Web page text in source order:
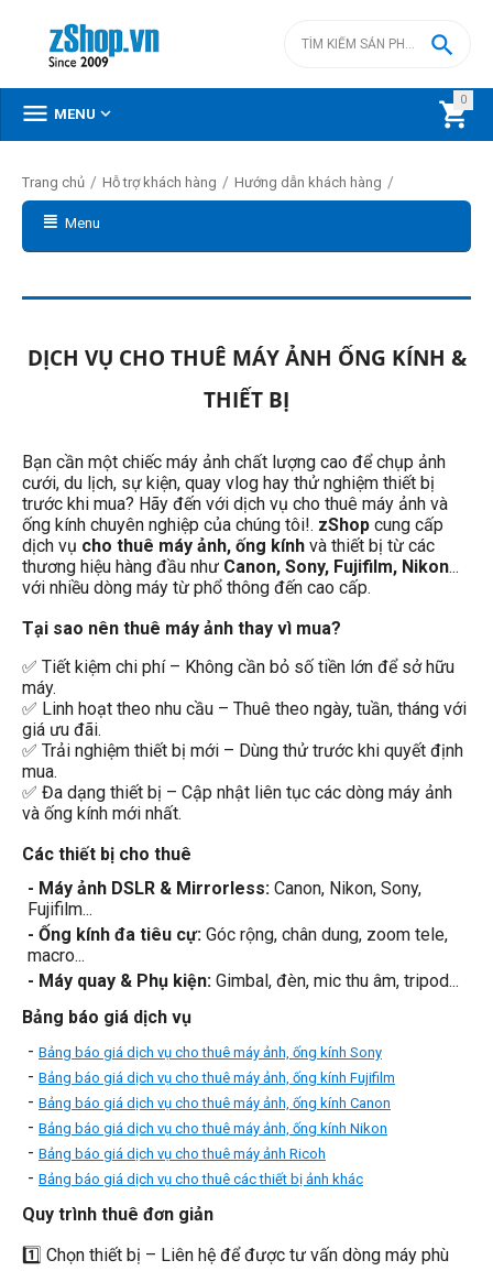
0


 MENU 
Trang chủ / Hỗ trợ khách hàng / Hướng dẫn khách hàng /
Menu
DỊCH VỤ CHO THUÊ MÁY ẢNH ỐNG KÍNH &
THIẾT BỊ
Bạn cần một chiếc máy ảnh chất lượng cao để chụp ảnh
cưới, du lịch, sự kiện, quay vlog hay thử nghiệm thiết bị
trước khi mua? Hãy đến với dịch vụ cho thuê máy ảnh và
ống kính chuyên nghiệp của chúng tôi!. zShop cung cấp
dịch vụ cho thuê máy ảnh, ống kính và thiết bị từ các
thương hiệu hàng đầu như Canon, Sony, Fujifilm, Nikon...
với nhiều dòng máy từ phổ thông đến cao cấp.
Tại sao nên thuê máy ảnh thay vì mua?
✅ Tiết kiệm chi phí – Không cần bỏ số tiền lớn để sở hữu
máy.
✅ Linh hoạt theo nhu cầu – Thuê theo ngày, tuần, tháng với
giá ưu đãi.
✅ Trải nghiệm thiết bị mới – Dùng thử trước khi quyết định
mua.
✅ Đa dạng thiết bị – Cập nhật liên tục các dòng máy ảnh
và ống kính mới nhất.
Các thiết bị cho thuê
- Máy ảnh DSLR & Mirrorless: Canon, Nikon, Sony,
Fujifilm...
- Ống kính đa tiêu cự: Góc rộng, chân dung, zoom tele,
macro...
- Máy quay & Phụ kiện: Gimbal, đèn, mic thu âm, tripod...
Bảng báo giá dịch vụ
- Bảng báo giá dịch vụ cho thuê máy ảnh, ống kính Sony
- Bảng báo giá dịch vụ cho thuê máy ảnh, ống kính Fujifilm
- Bảng báo giá dịch vụ cho thuê máy ảnh, ống kính Canon
- Bảng báo giá dịch vụ cho thuê máy ảnh, ống kính Nikon
- Bảng báo giá dịch vụ cho thuê máy ảnh Ricoh
- Bảng báo giá dịch vụ cho thuê các thiết bị ảnh khác
Quy trình thuê đơn giản
1️⃣ Chọn thiết bị – Liên hệ để được tư vấn dòng máy phù